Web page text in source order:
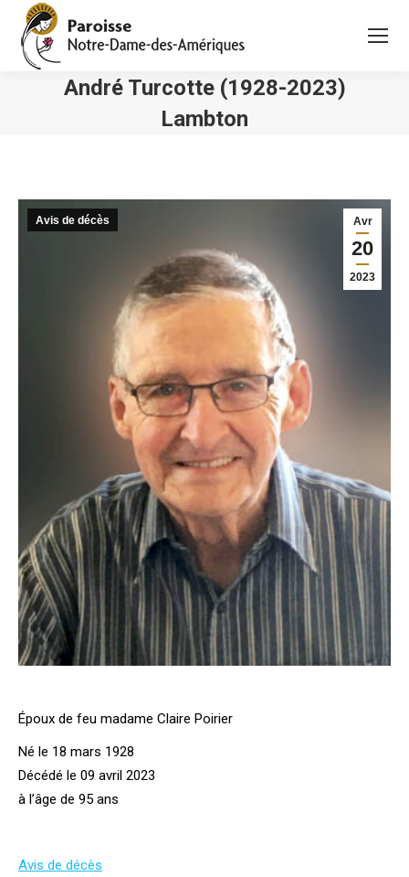
André Turcotte (1928-2023)
Lambton
Avr
20
2023
Avis de décès
Époux de feu madame Claire Poirier
Né le 18 mars 1928
Décédé le 09 avril 2023
à l’âge de 95 ans
Avis de décès